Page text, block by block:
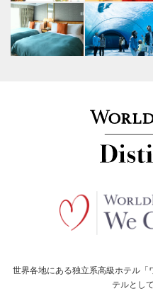
世界各地にある独立系高級ホテル
テルとし